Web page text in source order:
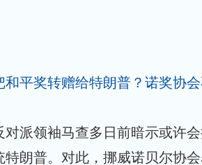
和平奖转赠给特朗普？诺奖协
对派领袖马查多日前暗示或许
特朗普。对此，挪威诺贝尔协